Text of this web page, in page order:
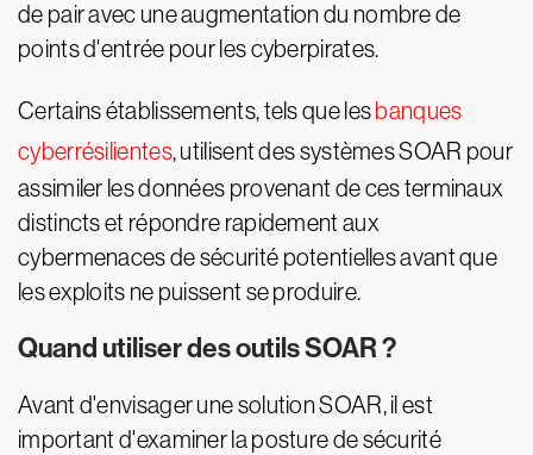
de pair avec une augmentation du nombre de
points d'entrée pour les cyberpirates.
Certains établissements, tels que les banques
cyberrésilientes, utilisent des systèmes SOAR pour
assimiler les données provenant de ces terminaux
distincts et répondre rapidement aux
cybermenaces de sécurité potentielles avant que
les exploits ne puissent se produire.
Quand utiliser des outils SOAR ?
Avant d'envisager une solution SOAR, il est
important d'examiner la posture de sécurité